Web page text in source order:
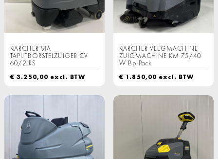
KARCHER STA
TAPIJTBORSTELZUIGER CV
60/2 RS
€ 3.250,00 excl. BTW
KARCHER VEEGMACHINE
ZUIGMACHINE KM 75/40
W Bp Pack
€ 1.850,00 excl. BTW